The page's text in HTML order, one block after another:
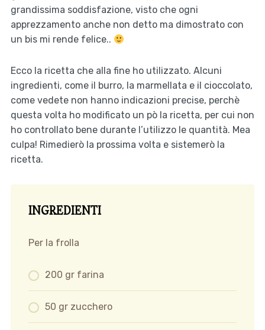
grandissima soddisfazione, visto che ogni
apprezzamento anche non detto ma dimostrato con
un bis mi rende felice..
Ecco la ricetta che alla fine ho utilizzato. Alcuni
ingredienti, come il burro, la marmellata e il cioccolato,
come vedete non hanno indicazioni precise, perchè
questa volta ho modificato un pò la ricetta, per cui non
ho controllato bene durante l’utilizzo le quantità. Mea
culpa! Rimedierò la prossima volta e sistemerò la
ricetta.
INGREDIENTI
Per la frolla
200 gr farina
50 gr zucchero